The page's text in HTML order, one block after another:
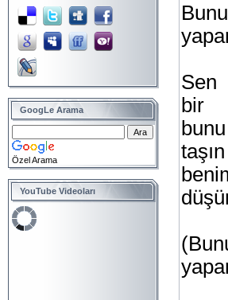
GoogLe Arama
Özel Arama
YouTube Videoları
Bunu
bir